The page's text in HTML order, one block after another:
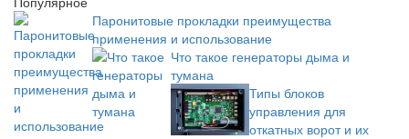
Паронитовые прокладки преимущества
применения и использование
Что такое генераторы дыма и
тумана
Типы блоков
управления для
откатных ворот и их